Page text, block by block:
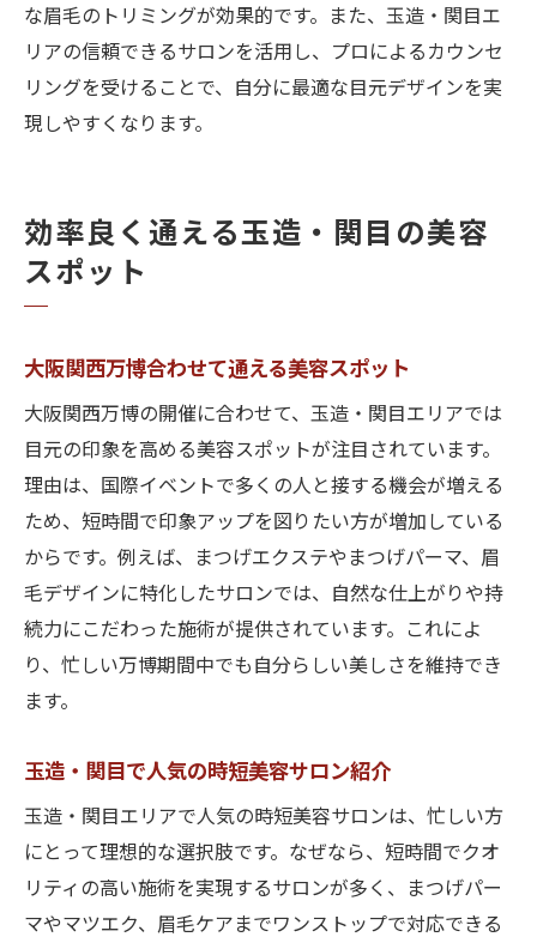
な眉毛のトリミングが効果的です。また、玉造・関目エ
リアの信頼できるサロンを活用し、プロによるカウンセ
リングを受けることで、自分に最適な目元デザインを実
現しやすくなります。
効率良く通える玉造・関目の美容
スポット
大阪関西万博合わせて通える美容スポット
大阪関西万博の開催に合わせて、玉造・関目エリアでは
目元の印象を高める美容スポットが注目されています。
理由は、国際イベントで多くの人と接する機会が増える
ため、短時間で印象アップを図りたい方が増加している
からです。例えば、まつげエクステやまつげパーマ、眉
毛デザインに特化したサロンでは、自然な仕上がりや持
続力にこだわった施術が提供されています。これによ
り、忙しい万博期間中でも自分らしい美しさを維持でき
ます。
玉造・関目で人気の時短美容サロン紹介
玉造・関目エリアで人気の時短美容サロンは、忙しい方
にとって理想的な選択肢です。なぜなら、短時間でクオ
リティの高い施術を実現するサロンが多く、まつげパー
マやマツエク、眉毛ケアまでワンストップで対応できる